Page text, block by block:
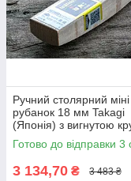
Ручний столярний міні
рубанок 18 мм Takagi
(Японія) з вигнутою
підошвою
Готово до відправки 3
3 134,70 ₴ 3 483 ₴